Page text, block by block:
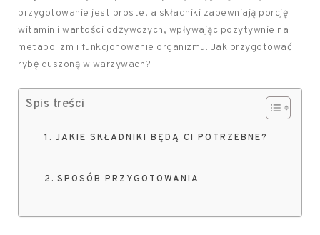
przygotowanie jest proste, a składniki zapewniają porcję
witamin i wartości odżywczych, wpływając pozytywnie na
metabolizm i funkcjonowanie organizmu. Jak przygotować
rybę duszoną w warzywach?
Spis treści
JAKIE SKŁADNIKI BĘDĄ CI POTRZEBNE?
SPOSÓB PRZYGOTOWANIA